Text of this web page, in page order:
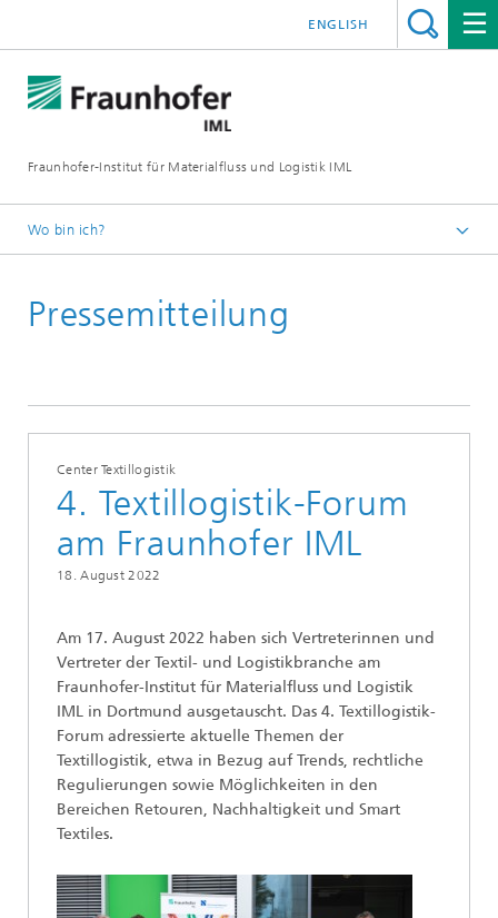
Fraunhofer-Institut für Materialfluss und Logistik IML
ENGLISH
Wo bin ich?
Presse / Medien
Pressemitteilung
Center Textillogistik
4. Textillogistik-Forum
am Fraunhofer IML
18. August 2022
Am 17. August 2022 haben sich Vertreterinnen und
Vertreter der Textil- und Logistikbranche am
Fraunhofer-Institut für Materialfluss und Logistik
IML in Dortmund ausgetauscht. Das 4. Textillogistik-
Forum adressierte aktuelle Themen der
Textillogistik, etwa in Bezug auf Trends, rechtliche
Regulierungen sowie Möglichkeiten in den
Bereichen Retouren, Nachhaltigkeit und Smart
Textiles.